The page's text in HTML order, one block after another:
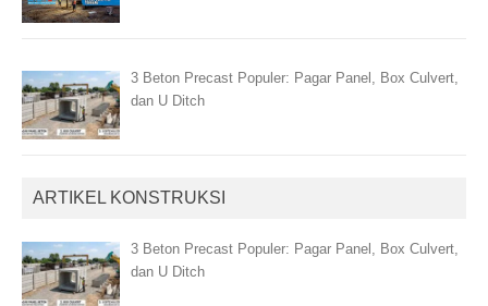
3 Beton Precast Populer: Pagar Panel, Box Culvert,
dan U Ditch
ARTIKEL KONSTRUKSI
3 Beton Precast Populer: Pagar Panel, Box Culvert,
dan U Ditch